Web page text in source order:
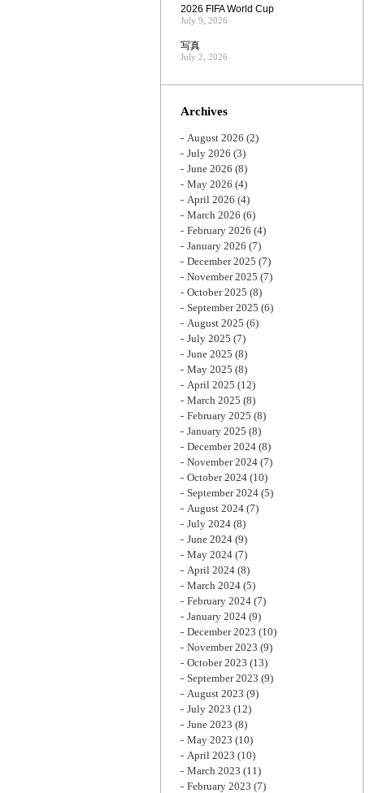
2026 FIFA World Cup
July 9, 2026
写真
July 2, 2026
Archives
August 2026 (2)
July 2026 (3)
June 2026 (8)
May 2026 (4)
April 2026 (4)
March 2026 (6)
February 2026 (4)
January 2026 (7)
December 2025 (7)
November 2025 (7)
October 2025 (8)
September 2025 (6)
August 2025 (6)
July 2025 (7)
June 2025 (8)
May 2025 (8)
April 2025 (12)
March 2025 (8)
February 2025 (8)
January 2025 (8)
December 2024 (8)
November 2024 (7)
October 2024 (10)
September 2024 (5)
August 2024 (7)
July 2024 (8)
June 2024 (9)
May 2024 (7)
April 2024 (8)
March 2024 (5)
February 2024 (7)
January 2024 (9)
December 2023 (10)
November 2023 (9)
October 2023 (13)
September 2023 (9)
August 2023 (9)
July 2023 (12)
June 2023 (8)
May 2023 (10)
April 2023 (10)
March 2023 (11)
February 2023 (7)